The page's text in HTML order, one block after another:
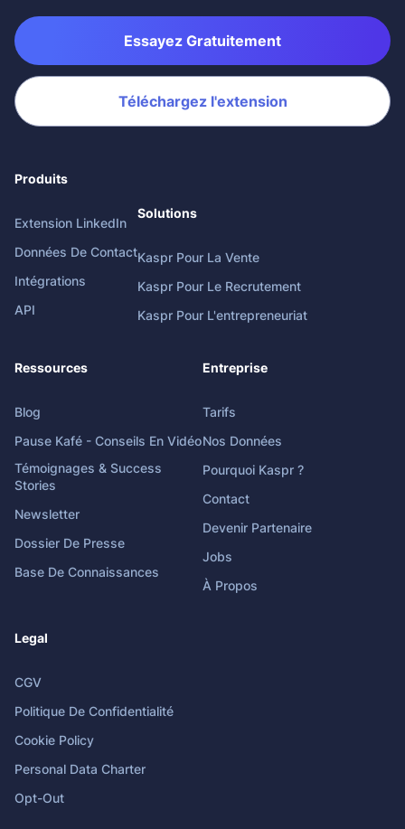
Essayez Gratuitement
Téléchargez l'extension
Produits
Extension LinkedIn
Données De Contact
Intégrations
API
Solutions
Kaspr Pour La Vente
Kaspr Pour Le Recrutement
Kaspr Pour L'entrepreneuriat
Ressources
Blog
Pause Kafé - Conseils En Vidéo
Témoignages & Success
Stories
Newsletter
Dossier De Presse
Base De Connaissances
Entreprise
Tarifs
Nos Données
Pourquoi Kaspr ?
Contact
Devenir Partenaire
Jobs
À Propos
Legal
CGV
Politique De Confidentialité
Cookie Policy
Personal Data Charter
Opt-Out